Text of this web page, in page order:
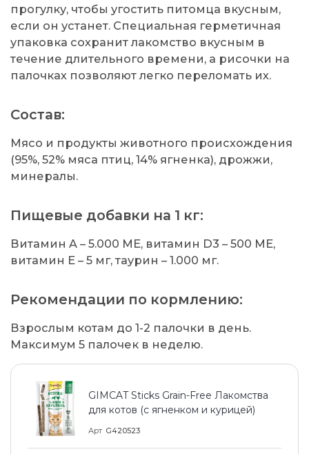
прогулку, чтобы угостить питомца вкусным,
если он устанет. Специальная герметичная
упаковка сохранит лакомство вкусным в
течение длительного времени, а рисочки на
палочках позволяют легко переломать их.
Состав:
Мясо и продукты животного происхождения
(95%, 52% мяса птиц, 14% ягненка), дрожжи,
минералы.
Пищевые добавки на 1 кг:
Витамин A – 5.000 МЕ, витамин D3 – 500 МЕ,
витамин E – 5 мг, таурин – 1.000 мг.
Рекомендации по кормлению:
Взрослым котам до 1-2 палочки в день.
Максимум 5 палочек в неделю.
GIMCAT Sticks Grain-Free Лакомства
для котов (с ягненком и курицей)
Арт G420523